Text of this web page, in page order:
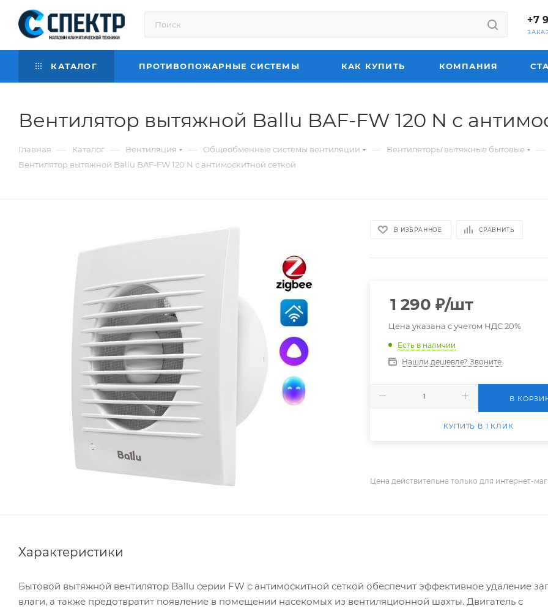
+7
КАТАЛОГ ПРОТИВОПОЖАРНЫЕ СИСТЕМЫ КАК КУПИТЬ КОМПАНИЯ
Вентилятор вытяжной Ballu BAF-FW 120 N с
Главная — Каталог — Вентиляция — Общеобменные системы вентиляции — Вентиляторы вытяжные бытовые —
Вентилятор вытяжной Ballu BAF-FW 120 N с антимоскитной сеткой
В ИЗБРАННОЕ СРАВНИТЬ
1 290 ₽/шт
Цена указана с учетом НДС 20%
Есть в наличии
Нашли дешевле? Звоните
В
КУПИТЬ В 1 КЛИК
Цена действительна только для интернет-
Характеристики
Бытовой вытяжной вентилятор Ballu серии FW с антимоскитной сеткой обеспечит эффективное удаление
влаги, а также предотвратит появление в помещении насекомых из вентиляционной шахты. Двигатель c